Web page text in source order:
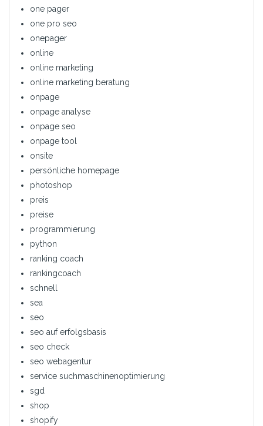
one pager
one pro seo
onepager
online
online marketing
online marketing beratung
onpage
onpage analyse
onpage seo
onpage tool
onsite
persönliche homepage
photoshop
preis
preise
programmierung
python
ranking coach
rankingcoach
schnell
sea
seo
seo auf erfolgsbasis
seo check
seo webagentur
service suchmaschinenoptimierung
sgd
shop
shopify